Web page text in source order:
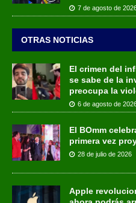
7 de agosto de
OTRAS NOTICIAS
El crimen del
se sabe de la
preocupa la
6 de agosto de
El BOmm
primera vez
28 de julio de 2026
Apple